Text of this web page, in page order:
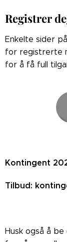
Registrer
Enkelte sider
for registrerte
for å få full
Kontingent
Tilbud:
Husk også å be